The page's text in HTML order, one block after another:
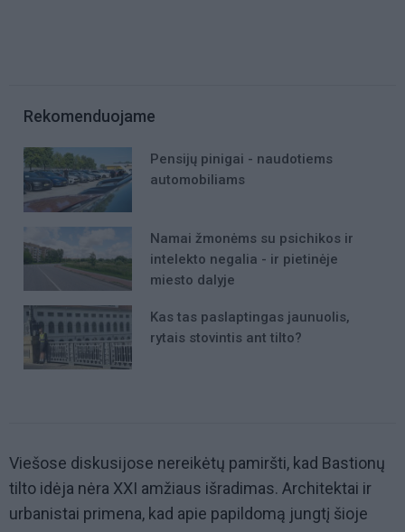
Rekomenduojame
Pensijų pinigai - naudotiems
automobiliams
Namai žmonėms su psichikos ir
intelekto negalia - ir pietinėje
miesto dalyje
Kas tas paslaptingas jaunuolis,
rytais stovintis ant tilto?
Viešose diskusijose nereikėtų pamiršti, kad Bastionų
tilto idėja nėra XXI amžiaus išradimas. Architektai ir
urbanistai primena, kad apie papildomą jungtį šioje